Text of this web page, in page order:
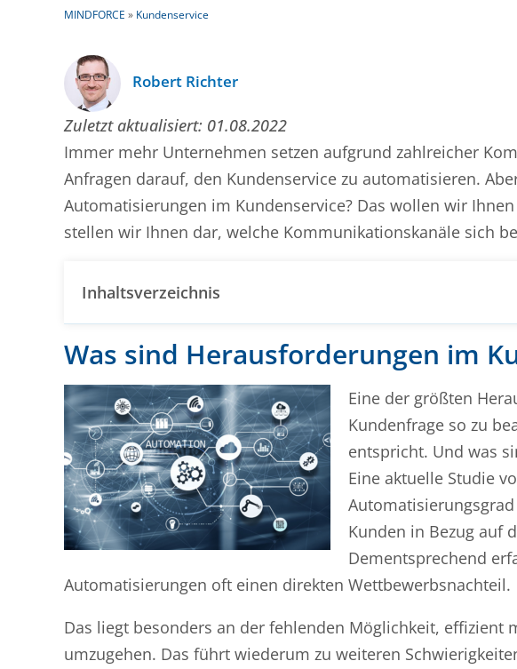
MINDFORCE » Kundenservice
Robert Richter
Zuletzt aktualisiert: 01.08.2022
Immer mehr Unternehmen setzen aufgrund zahlreicher
Anfragen darauf, den Kundenservice zu automatisieren.
Automatisierungen im Kundenservice? Das wollen wir
stellen wir Ihnen dar, welche Kommunikationskanäle sich
Inhaltsverzeichnis
Was sind Herausforderungen im
Eine der größten
Kundenfrage so zu
entspricht. Und was
Eine aktuelle Studie
Kunden in Bezug auf
Dementsprechend
Automatisierungen oft einen direkten Wettbewerbsnachteil.
Das liegt besonders an der fehlenden Möglichkeit, effizient
umzugehen. Das führt wiederum zu weiteren